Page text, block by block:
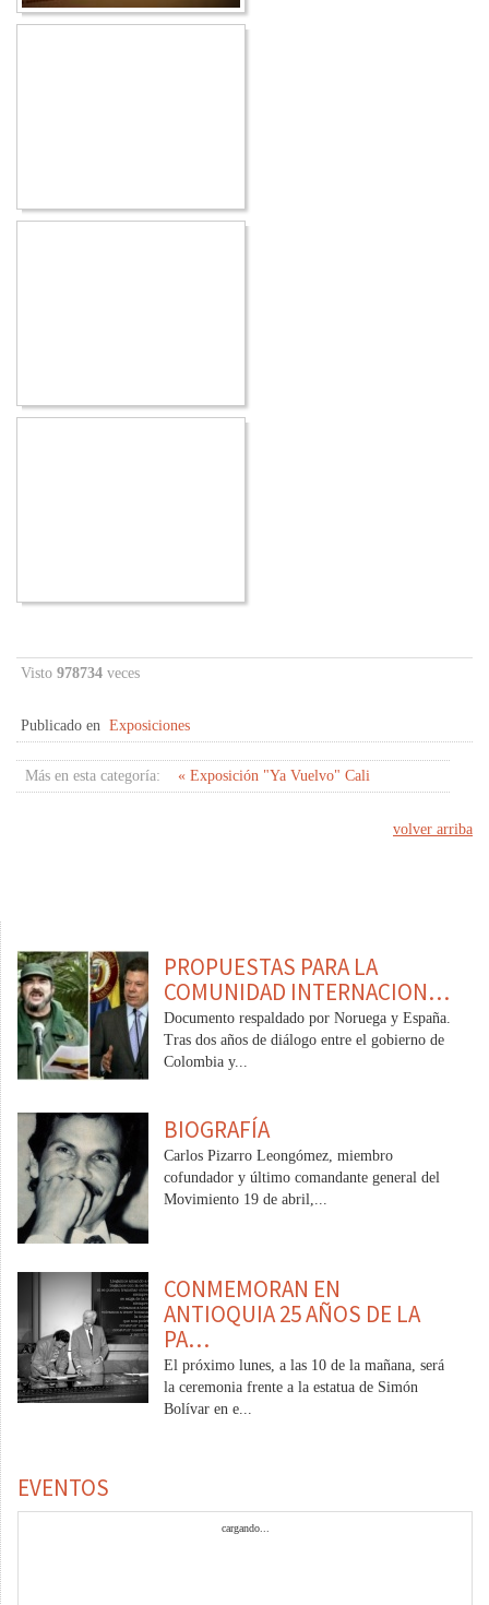
Visto 978734 veces
Publicado en Exposiciones
Más en esta categoría: « Exposición "Ya Vuelvo" Cali
volver arriba
PROPUESTAS PARA LA
COMUNIDAD INTERNACION…
Documento respaldado por Noruega y España.
Tras dos años de diálogo entre el gobierno de
Colombia y...
BIOGRAFÍA
Carlos Pizarro Leongómez, miembro
cofundador y último comandante general del
Movimiento 19 de abril,...
CONMEMORAN EN
ANTIOQUIA 25 AÑOS DE LA
PA…
El próximo lunes, a las 10 de la mañana, será
la ceremonia frente a la estatua de Simón
Bolívar en e...
EVENTOS
cargando...